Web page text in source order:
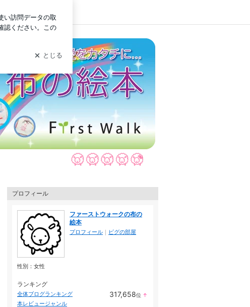
ログイン
ます。
プロフィール
ファーストウォークの布の
絵本
プロフィール ｜ ピグの部屋
性別： 女性
ランキング
全体ブログランキング 317,658位 ↑
本レビュージャンル